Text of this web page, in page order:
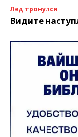
Лед тронулся
Видите